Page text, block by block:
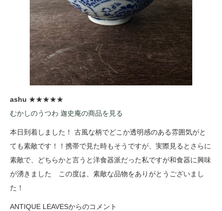
ashu ★★★★★
むかしのうつわ 迦史庵の商品を見る
本日到着しました！ 古風な柄でどこか透明感のある雰囲気がと
ても素敵です！！携帯で見た時もそうですが、実際見るとさらに
素敵で、どちらかと言うと洋食器派だった私ですが和食器に興味
が湧きました この度は、素敵な品物をありがとうございまし
た！
ANTIQUE LEAVESからのコメント